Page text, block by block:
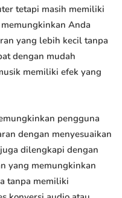
tetapi masih memiliki
Anda
yang lebih kecil tanpa
dengan mudah
memiliki efek yang
pengguna
dengan menyesuaikan
dilengkapi dengan
yang memungkinkan
tanpa memiliki